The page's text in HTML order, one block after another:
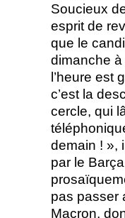
Soucieux
esprit de
que le
dimanche à
l’heure est
c’est la
cercle, qui
demain ! »,
par le
pas passer
Macron,